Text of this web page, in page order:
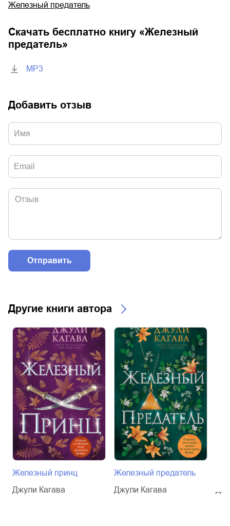
Железный предатель
Скачать бесплатно книгу «Железный
предатель»
MP3
Добавить отзыв
Другие книги автора
Железный принц
Джули Кагава
Железный предатель
Джули Кагава